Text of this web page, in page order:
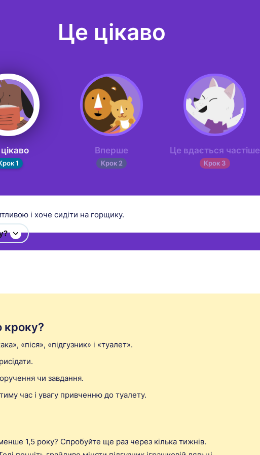
Це цікаво
1
Вперше
Крок 2
Це вдається частіше
Крок 3
і хоче сидіти на горщику.
кроку?
«піся», «підгузник» і «туалет».
чи завдання.
час і увагу привченню до туалету.
1,5 року? Спробуйте ще раз через кілька тижнів.